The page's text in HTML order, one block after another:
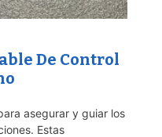
De Control
asegurar y guiar los
Estas